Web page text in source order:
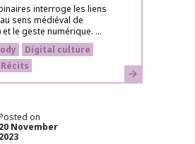
interroge les liens
sens médiéval de
le geste numérique. ...
Digital culture
Récits Learn more
on
20 November
2023